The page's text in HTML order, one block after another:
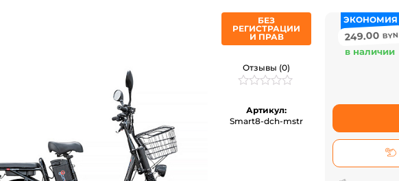
БЕЗ
РЕГИСТРАЦИИ
И ПРАВ
Отзывы (0)
из
5
Артикул:
Smart8-dch-mstr
ЭКОНОМИЯ
249.00BYN
в наличии